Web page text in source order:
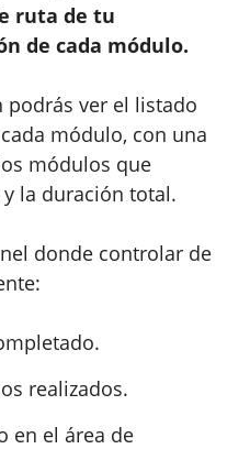
ruta de tu
de cada módulo.
podrás ver el listado
módulo, con una
módulos que
la duración total.
donde controlar de
realizados.
en el área de